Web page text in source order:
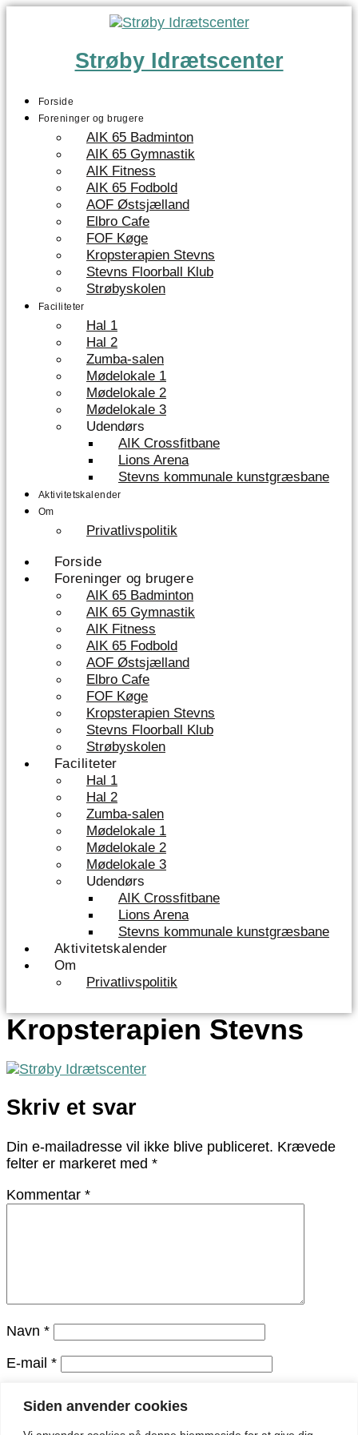
Siden anvender cookies
Strøby Idrætscenter
Forside
Foreninger og brugere
AIK 65 Badminton
AIK 65 Gymnastik
AIK Fitness
AIK 65 Fodbold
AOF Østsjælland
Elbro Cafe
FOF Køge
Kropsterapien Stevns
Stevns Floorball Klub
Strøbyskolen
Faciliteter
Hal 1
Hal 2
Zumba-salen
Mødelokale 1
Mødelokale 2
Mødelokale 3
Udendørs
AIK Crossfitbane
Lions Arena
Stevns kommunale kunstgræsbane
Aktivitetskalender
Om
Privatlivspolitik
Forside
Foreninger og brugere
AIK 65 Badminton
AIK 65 Gymnastik
AIK Fitness
AIK 65 Fodbold
AOF Østsjælland
Elbro Cafe
FOF Køge
Kropsterapien Stevns
Stevns Floorball Klub
Strøbyskolen
Faciliteter
Hal 1
Hal 2
Zumba-salen
Mødelokale 1
Mødelokale 2
Mødelokale 3
Udendørs
AIK Crossfitbane
Lions Arena
Stevns kommunale kunstgræsbane
Aktivitetskalender
Om
Privatlivspolitik
Kropsterapien Stevns
Skriv et svar
Din e-mailadresse vil ikke blive publiceret. Krævede
felter er markeret med *
Kommentar *
Navn *
E-mail *